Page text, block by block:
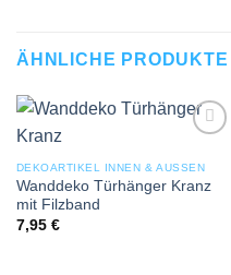
ÄHNLICHE PRODUKTE
wishlist
DEKOARTIKEL INNEN & AUSSEN
Wanddeko Türhänger Kranz
mit Filzband
7,95 €